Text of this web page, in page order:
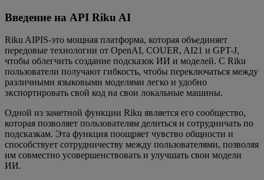
Введение на API Riku AI
Riku AIPIS-это мощная платформа, которая объединяет
передовые технологии от OpenAI, COUER, AI21 и GPT-J,
чтобы облегчить создание подсказок ИИ и моделей. С Riku
пользователи получают гибкость, чтобы переключаться между
различными языковыми моделями легко и удобно
экспортировать свой код на свои локальные машины.
Одной из заметной функции Riku является его сообщество,
которая позволяет пользователям делиться и сотрудничать по
подсказкам. Эта функция поощряет чувство общности и
способствует сотрудничеству между пользователями, позволяя
им совместно усовершенствовать и улучшать свои модели
ИИ.